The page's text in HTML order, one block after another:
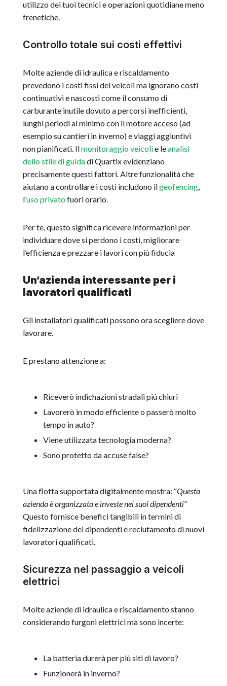
utilizzo dei tuoi tecnici e operazioni quotidiane meno
frenetiche.
Controllo totale sui costi effettivi
Molte aziende di idraulica e riscaldamento
prevedono i costi fissi dei veicoli ma ignorano costi
continuativi e nascosti come il consumo di
carburante inutile dovuto a percorsi inefficienti,
lunghi periodi al minimo con il motore acceso (ad
esempio su cantieri in inverno) e viaggi aggiuntivi
non pianificati. Ilmonitoraggio veicolie leanalisi
dello stile di guidadi Quartix evidenziano
precisamente questi fattori. Altre funzionalità che
aiutano a controllare i costi includono ilgeofencing,
l’uso privatofuori orario.
Per te, questo significa ricevere informazioni per
individuare dove si perdono i costi, migliorare
l’efficienza e prezzare i lavori con più fiducia
Un’azienda interessante per i
lavoratori qualificati
Gli installatori qualificati possono ora scegliere dove
lavorare.
E prestano attenzione a:
Riceverò indichazioni stradali piú chiuri
Lavorerò in modo efficiente o passerò molto
tempo in auto?
Viene utilizzata tecnologia moderna?
Sono protetto da accuse false?
Una flotta supportata digitalmente mostra: “Questa
azienda è organizzata e investe nei suoi dipendenti”
Questo fornisce benefici tangibili in termini di
fidelizzazione dei dipendenti e reclutamento di nuovi
lavoratori qualificati.
Sicurezza nel passaggio a veicoli
elettrici
Molte aziende di idraulica e riscaldamento stanno
considerando furgoni elettrici ma sono incerte:
La batteria durerà per più siti di lavoro?
Funzionerà in inverno?